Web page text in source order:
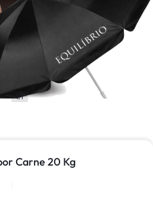
1/1
Carne 20 Kg